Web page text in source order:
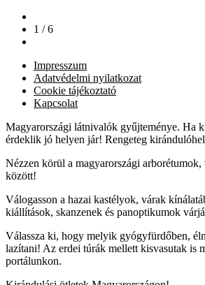
1 / 6
Impresszum
Adatvédelmi nyilatkozat
Cookie tájékoztató
Kapcsolat
Magyarországi látnivalók gyűjteménye. Ha
érdeklik jó helyen jár! Rengeteg
Nézzen körül a magyarországi
között!
Válogasson a hazai kastélyok, várak
kiállítások, skanzenek és panoptikumok
Válassza ki, hogy melyik gyógyfürdőben,
lazítani! Az erdei túrák mellett kisvasutak is
portálunkon.